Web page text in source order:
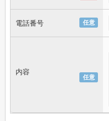
任意
電話番号
任意
内容